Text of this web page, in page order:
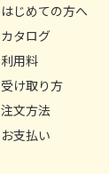
はじめての⽅へ
カタログ
利用料
受け取り⽅
注文方法
お支払い